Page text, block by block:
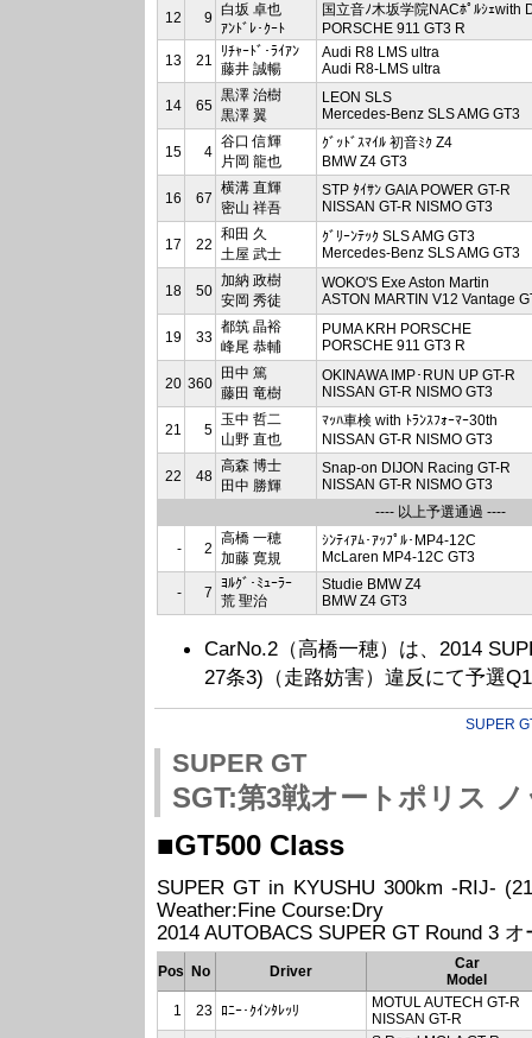
12 9 白坂 卓也
ｱﾝﾄﾞﾚ･ｸｰﾄ
国立音ﾉ木坂学院NACﾎﾟﾙｼｪwith
PORSCHE 911 GT3 R
13
21
ﾘﾁｬｰﾄﾞ･ﾗｲｱﾝ
藤井 誠暢
Audi R8 LMS ultra
Audi R8-LMS ultra
14 65
黒澤 治樹
黒澤 翼
LEON SLS
Mercedes-Benz SLS AMG GT3
15 4
谷口 信輝
片岡 龍也
ｸﾞｯﾄﾞｽﾏｲﾙ 初音ﾐｸ Z4
BMW Z4 GT3
16 67
横溝 直輝
密山 祥吾
STP ﾀｲｻﾝ GAIA POWER GT-R
NISSAN GT-R NISMO GT3
17 22
和田 久
土屋 武士
ｸﾞﾘｰﾝﾃｯｸ SLS AMG GT3
Mercedes-Benz SLS AMG GT3
18 50
加納 政樹
安岡 秀徒
WOKO'S Exe Aston Martin
ASTON MARTIN V12 Vantage
19 33
都筑 晶裕
峰尾 恭輔
PUMA KRH PORSCHE
PORSCHE 911 GT3 R
20 360
田中 篤
藤田 竜樹
OKINAWA IMP･RUN UP GT-R
NISSAN GT-R NISMO GT3
21 5
玉中 哲二
山野 直也
ﾏｯﾊ車検 with ﾄﾗﾝｽﾌｫｰﾏｰ30th
NISSAN GT-R NISMO GT3
22 48
高森 博士
田中 勝輝
Snap-on DIJON Racing GT-R
NISSAN GT-R NISMO GT3
---- 以上予選通過 ----
- 2
高橋 一穂
加藤 寛規
ｼﾝﾃｨｱﾑ･ｱｯﾌﾟﾙ･MP4-12C
McLaren MP4-12C GT3
- 7
ﾖﾙｸﾞ･ﾐｭｰﾗｰ
荒 聖治
Studie BMW Z4
BMW Z4 GT3
CarNo.2（高橋一穂）は、2014
27条3)（走路妨害）違反にて予選
SUPER
SUPER GT
SGT:第3戦オートポリス
■GT500 Class
SUPER GT in KYUSHU 300km -RIJ-
Weather:Fine Course:Dry
2014 AUTOBACS SUPER GT Round 3
Pos No Driver
Car
Model
1
23 ﾛﾆｰ･ｸｲﾝﾀﾚｯﾘ
MOTUL AUTECH GT-R
NISSAN GT-R